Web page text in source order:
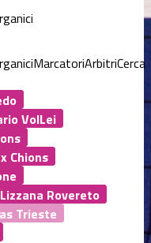
MarcatoriArbitriCerca
VolLei
Chions
Rovereto
Trieste